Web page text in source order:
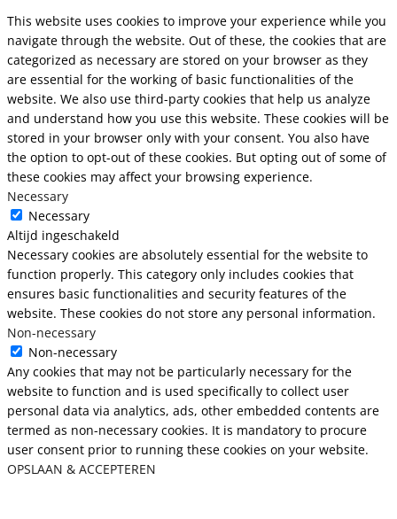
This website uses cookies to improve your experience while you
navigate through the website. Out of these, the cookies that are
categorized as necessary are stored on your browser as they
are essential for the working of basic functionalities of the
website. We also use third-party cookies that help us analyze
and understand how you use this website. These cookies will be
stored in your browser only with your consent. You also have
the option to opt-out of these cookies. But opting out of some of
these cookies may affect your browsing experience.
Necessary
Necessary
Altijd ingeschakeld
Necessary cookies are absolutely essential for the website to
function properly. This category only includes cookies that
ensures basic functionalities and security features of the
website. These cookies do not store any personal information.
Non-necessary
Non-necessary
Any cookies that may not be particularly necessary for the
website to function and is used specifically to collect user
personal data via analytics, ads, other embedded contents are
termed as non-necessary cookies. It is mandatory to procure
user consent prior to running these cookies on your website.
OPSLAAN & ACCEPTEREN